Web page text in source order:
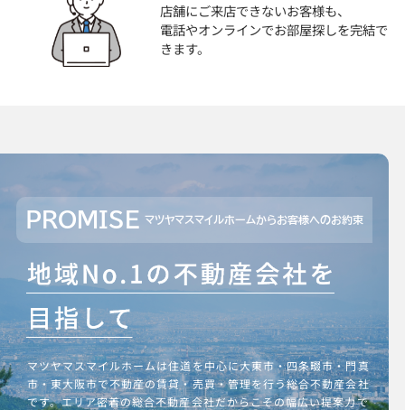
店舗にご来店できないお客様も、
電話やオンラインでお部屋探しを完結で
きます。
PROMISE マツヤマスマイルホームからお客様へのお約束
マツヤマスマイルホームは住道を中心に大東市・四条畷市・門真
市・東大阪市で不動産の賃貸・売買・管理を行う総合不動産会社
です。エリア密着の総合不動産会社だからこその幅広い提案力で